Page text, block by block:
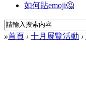
如何貼emoji🤔
»首頁 › 十月展覽活動 ›